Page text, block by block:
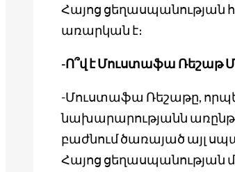
Հայոց ցեղասպանության
առարկան է։
-Ո՞վ է Մուստաֆա Ռեշաթ
-Մուստաֆա Ռեշաթը,
նախարարությանն
բաժնում ծառայած այլ
Հայոց ցեղասպանության